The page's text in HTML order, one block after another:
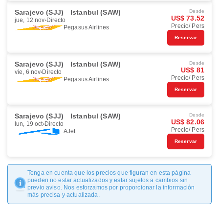
Sarajevo (SJJ) Istanbul (SAW)
jue, 12 nov Directo
Pegasus Airlines
Desde
US$ 73.52
Precio/ Pers
Reservar
Sarajevo (SJJ) Istanbul (SAW)
vie, 6 nov Directo
Pegasus Airlines
Desde
US$ 81
Precio/ Pers
Reservar
Sarajevo (SJJ) Istanbul (SAW)
lun, 19 oct Directo
AJet
Desde
US$ 82.06
Precio/ Pers
Reservar
Tenga en cuenta que los precios que figuran en esta página
pueden no estar actualizados y estar sujetos a cambios sin
previo aviso. Nos esforzamos por proporcionar la información
más precisa y actualizada.